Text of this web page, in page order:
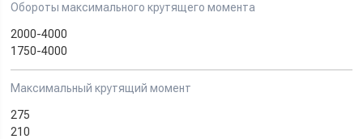
Обороты максимального крутящего момента
2000-4000
1750-4000
Максимальный крутящий момент
275
210